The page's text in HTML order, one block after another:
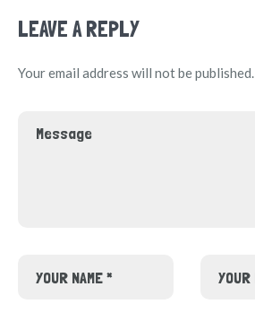
LEAVE A REPLY
Your email address will not be published.